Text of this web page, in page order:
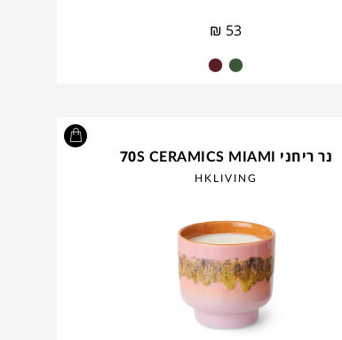
₪ 53
נר ריחני 70S CERAMICS MIAMI
HKLIVING